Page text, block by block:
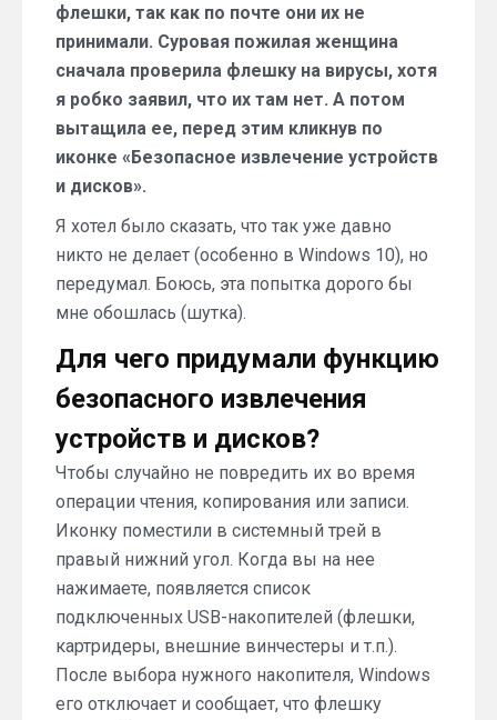
флешки, так как по почте они их не
принимали. Суровая пожилая женщина
сначала проверила флешку на вирусы, хотя
я робко заявил, что их там нет. А потом
вытащила ее, перед этим кликнув по
иконке «Безопасное извлечение устройств
и дисков».
Я хотел было сказать, что так уже давно
никто не делает (особенно в Windows 10), но
передумал. Боюсь, эта попытка дорого бы
мне обошлась (шутка).
Для чего придумали функцию
безопасного извлечения
устройств и дисков?
Чтобы случайно не повредить их во время
операции чтения, копирования или записи.
Иконку поместили в системный трей в
правый нижний угол. Когда вы на нее
нажимаете, появляется список
подключенных USB-накопителей (флешки,
картридеры, внешние винчестеры и т.п.).
После выбора нужного накопителя, Windows
его отключает и сообщает, что флешку